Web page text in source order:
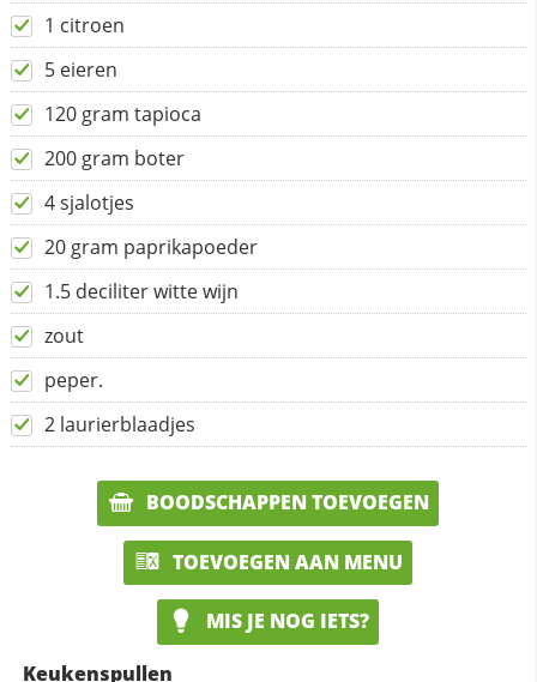
1 citroen
5 eieren
120 gram tapioca
200 gram boter
4 sjalotjes
20 gram paprikapoeder
1.5 deciliter witte wijn
zout
peper.
2 laurierblaadjes
BOODSCHAPPEN TOEVOEGEN
TOEVOEGEN AAN MENU
MIS JE NOG IETS?
Keukenspullen